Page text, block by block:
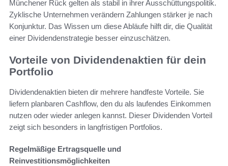
Münchener Rück gelten als stabil in ihrer Ausschüttungspolitik.
Zyklische Unternehmen verändern Zahlungen stärker je nach
Konjunktur. Das Wissen um diese Abläufe hilft dir, die Qualität
einer Dividendenstrategie besser einzuschätzen.
Vorteile von Dividendenaktien für dein
Portfolio
Dividendenaktien bieten dir mehrere handfeste Vorteile. Sie
liefern planbaren Cashflow, den du als laufendes Einkommen
nutzen oder wieder anlegen kannst. Dieser Dividenden Vorteil
zeigt sich besonders in langfristigen Portfolios.
Regelmäßige Ertragsquelle und
Reinvestitionsmöglichkeiten